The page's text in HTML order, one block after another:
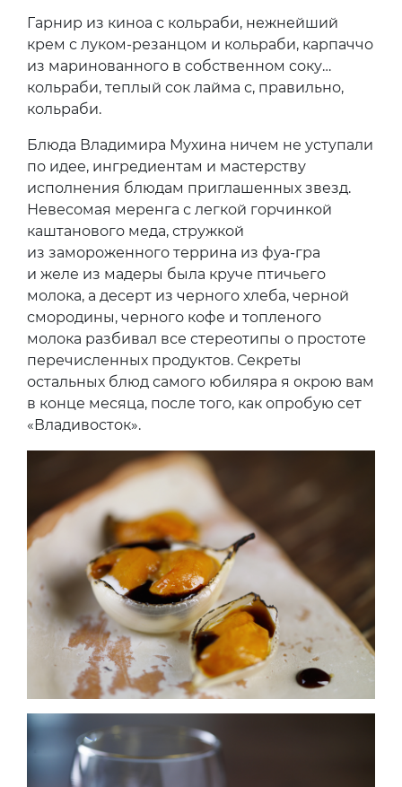
Гарнир из киноа с кольраби, нежнейший
крем с луком-резанцом и кольраби, карпаччо
из маринованного в собственном соку…
кольраби, теплый сок лайма с, правильно,
кольраби.
Блюда Владимира Мухина ничем не уступали
по идее, ингредиентам и мастерству
исполнения блюдам приглашенных звезд.
Невесомая меренга с легкой горчинкой
каштанового меда, стружкой
из замороженного террина из фуа-гра
и желе из мадеры была круче птичьего
молока, а десерт из черного хлеба, черной
смородины, черного кофе и топленого
молока разбивал все стереотипы о простоте
перечисленных продуктов. Секреты
остальных блюд самого юбиляра я окрою вам
в конце месяца, после того, как опробую сет
«Владивосток».